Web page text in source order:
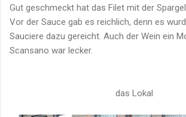
Gut geschmeckt hat das Filet mit der
Vor der Sauce gab es reichlich, denn es
Sauciere dazu gereicht. Auch der Wein ein
Scansano war lecker.
das Lokal